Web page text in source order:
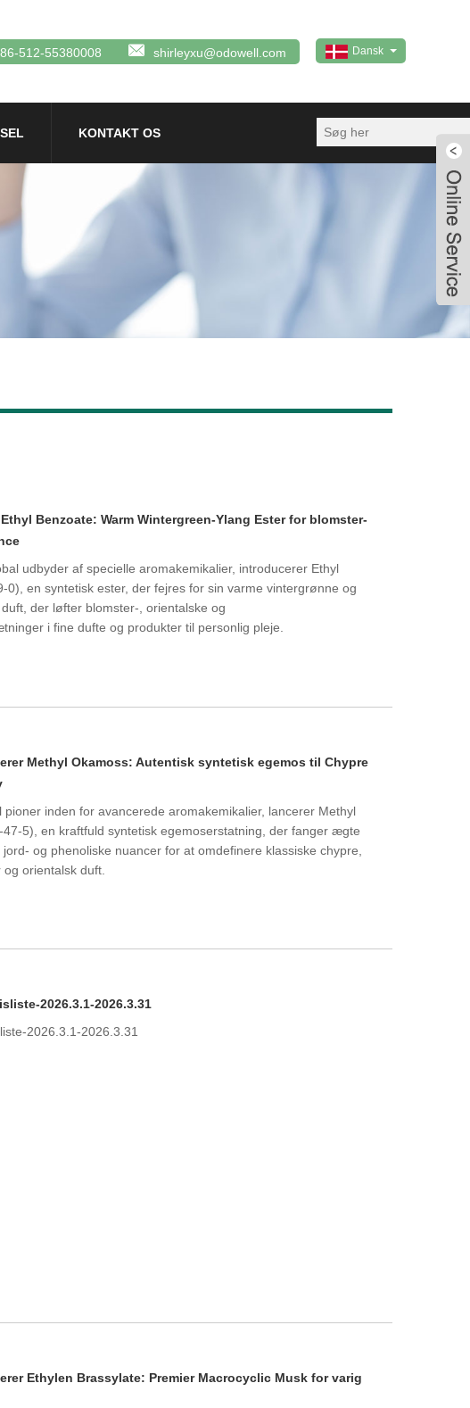
Dansk
512-55380008 shirleyxu@odowell.com
KONTAKT OS
Benzoate: Warm Wintergreen-Ylang Ester for blomster-
udbyder af specielle aromakemikalier, introducerer Ethyl
0), en syntetisk ester, der fejres for sin varme vintergrønne og
der løfter blomster-, orientalske og
i fine dufte og produkter til personlig pleje.
Methyl Okamoss: Autentisk syntetisk egemos til Chypre
pioner inden for avancerede aromakemikalier, lancerer Methyl
47-5), en kraftfuld syntetisk egemoserstatning, der fanger ægte
og phenoliske nuancer for at omdefinere klassiske chypre,
orientalsk duft.
2026.3.1-2026.3.31
2026.3.1-2026.3.31
Ethylen Brassylate: Premier Macrocyclic Musk for varig